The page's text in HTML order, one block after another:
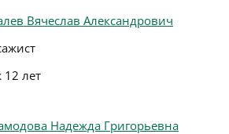
Вячеслав Александрович
12 лет
Надежда Григорьевна